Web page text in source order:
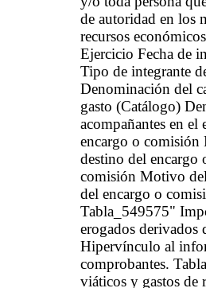
de autoridad en los
recursos
Ejercicio Fecha de
Tipo de integrante
Denominación del
gasto (Catálogo)
acompañantes en
encargo o comisión
destino del encargo
comisión Motivo del
del encargo o
Tabla_549575"
erogados derivados
Hipervínculo al
comprobantes.
viáticos y gastos de